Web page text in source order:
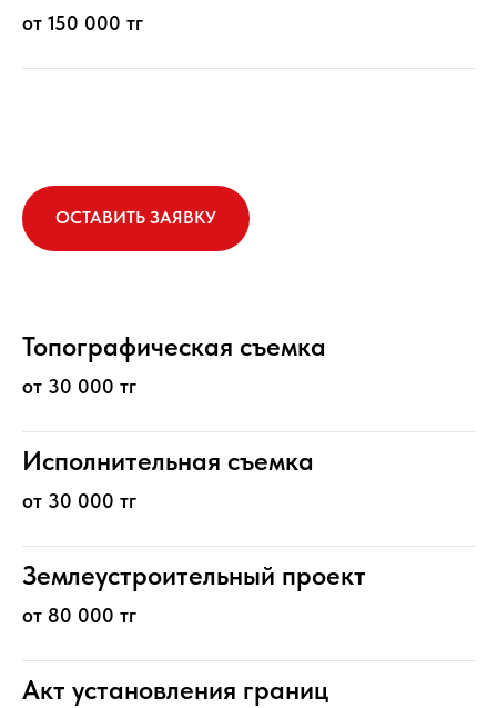
от 150 000 тг
ОСТАВИТЬ ЗАЯВКУ
Топографическая съемка
от 30 000 тг
Исполнительная съемка
от 30 000 тг
Землеустроительный проект
от 80 000 тг
Акт установления границ